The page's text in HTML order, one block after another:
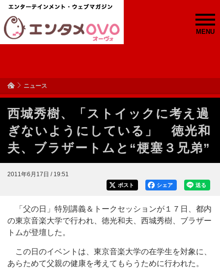
MENU
ニュース
西城秀樹、「ストイックに考え過
ぎないようにしている」 徳光和
夫、ブラザートムと“梗塞３兄弟”
2011年6月17日 / 19:51
送る
シェア
ポスト
「父の日」特別講義＆トークセッションが１７日、都内
の東京音楽大学で行われ、徳光和夫、西城秀樹、ブラザー
トムが登壇した。
この日のイベントは、東京音楽大学の在学生を対象に、
あらためて父親の健康を考えてもらうために行われた。